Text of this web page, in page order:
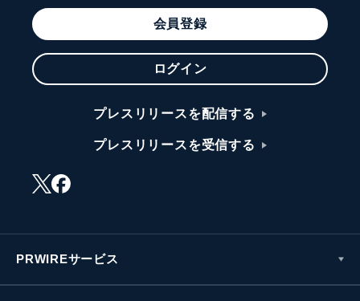
会員登録
ログイン
プレスリリースを配信する
プレスリリースを受信する
PRWIREサービス